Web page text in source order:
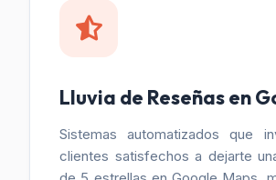
Lluvia de Reseñas en
Sistemas automatizados que
clientes satisfechos a dejarte